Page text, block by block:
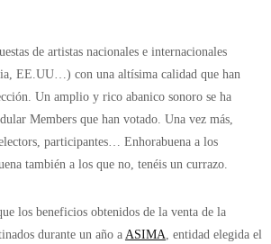
de artistas nacionales e internacionales
EE.UU…) con una altísima calidad que han
Un amplio y rico abanico sonoro se ha
Members que han votado. Una vez más,
participantes… Enhorabuena a los
también a los que no, tenéis un currazo.
los beneficios obtenidos de la venta de la
durante un año a ASIMA, entidad elegida el